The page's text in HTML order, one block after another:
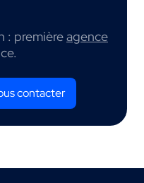
: premièreagence
contacter